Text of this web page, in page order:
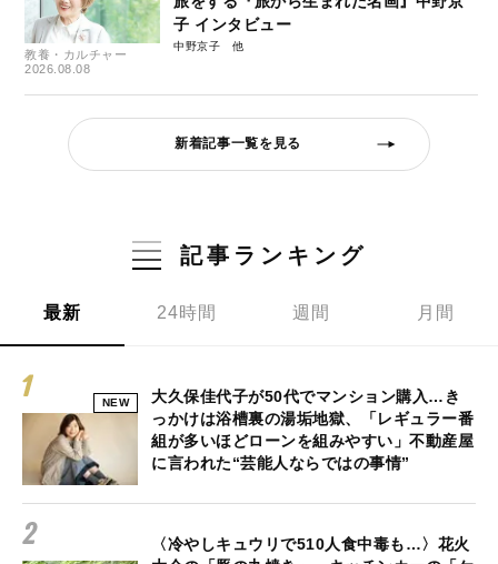
教養・カルチャー
2026.08.08
子 インタビュー
中野京子
新着記事一覧を見る
記事ランキング
最新 24時間 週間 月間
NEW
大久保佳代子が50代でマンション購入…き
っかけは浴槽裏の湯垢地獄、「レギュラー番
組が多いほどローンを組みやすい」不動産屋
に言われた“芸能人ならではの事情”
〈冷やしキュウリで510人食中毒も…〉花火